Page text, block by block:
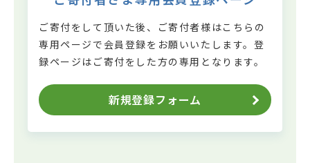
ご寄付をして頂いた後、ご寄付者様はこちらの
専用ページで会員登録をお願いいたします。 登
録ページはご寄付をした方の専用となります。
新規登録フォーム